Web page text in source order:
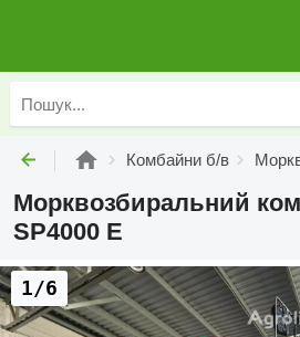
Комбайни б/в
Морквозбиральний
SP4000 E
1/6